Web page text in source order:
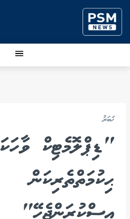
ޚަބަރު
"ޑިޕްލޮމެޓިކް
ޙިކުމަތްތެރިކަން